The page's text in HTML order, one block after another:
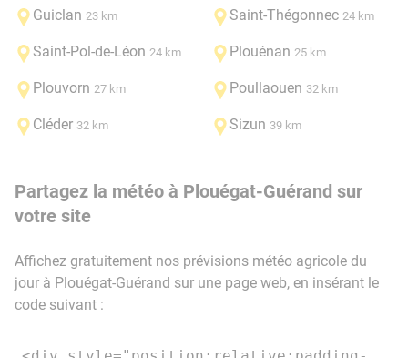
Guiclan 23 km Saint-Thégonnec 24 km
Saint-Pol-de-Léon 24 km Plouénan 25 km
Plouvorn 27 km Poullaouen 32 km
Cléder 32 km Sizun 39 km
Partagez la météo à Plouégat-Guérand sur
votre site
Affichez gratuitement nos prévisions météo agricole du
jour à Plouégat-Guérand sur une page web, en insérant le
code suivant :